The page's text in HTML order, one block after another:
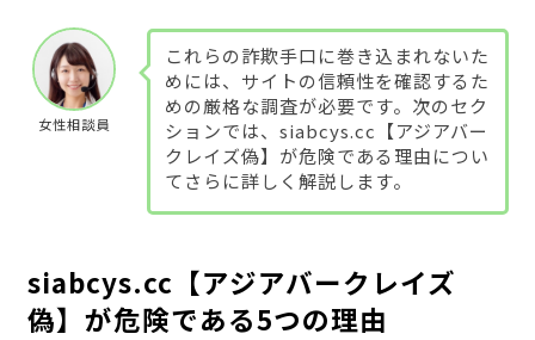
女性相談員
これらの詐欺手口に巻き込まれないた
めには、サイトの信頼性を確認するた
めの厳格な調査が必要です。次のセク
ションでは、siabcys.cc【アジアバー
クレイズ偽】が危険である理由につい
てさらに詳しく解説します。
siabcys.cc【アジアバークレイズ
偽】が危険である5つの理由